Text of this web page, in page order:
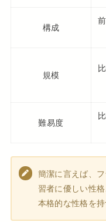
構成
規模
難易度
簡潔に言えば、
習者に優しい性
本格的な性格を持